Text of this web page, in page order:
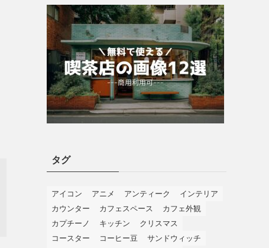
タグ
アイコン アニメ アンティーク
インテリア
カウンター
カフェスペース
カフェ外観
カプチーノ
キッチン
クリスマス
コースター
コーヒー豆
サンドウィッチ